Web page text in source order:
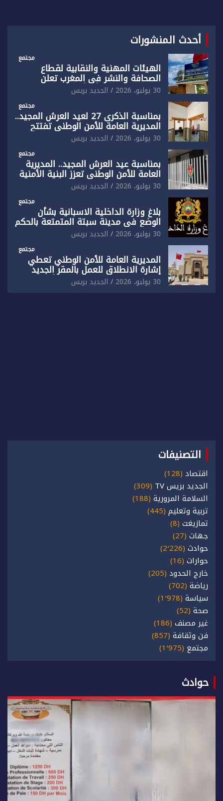
أحدث المنشورات
مجتمع
الهيئات المهنية والنقابية لقطاع
الصحافة والنشر في المغرب تعلن
رفضها القاطع لـ”أي أجندة انتخابية
مُعدة على مقاس سياسي ومصلحي
ضيق”
30 يوليو، 2026 الجديد بريس
مجتمع
بمناسبة الذكرى 27 لعيد العرش المجيد..
المديرية العامة للأمن الوطني تفتتح
المقر الجديد لفرقة الشرطة السياحية
بفاس30 يوليو، 2026 الجديد بريس
مجتمع
بمناسبة عيد العرش المجيد.. المديرية
العامة للأمن الوطني تعزز البنية الأمنية
بالناظور بإحداث فرقتين جديدتين
30 يوليو، 2026 الجديد بريس
مجتمع
بلاغ وزارة الداخلية الاسبانية بشأن
الوضع في مدينة سبتة المتمتعة بالحكم
الذاتي
30 يوليو، 2026 الجديد بريس
مجتمع
المديرية العامة للأمن الوطني تعطي
إشارة الانطلاق للعمل بالمقر الجديد
للدائرة الثالثة للشرطة بولاية أمن العيون
30 يوليو، 2026 الجديد بريس
التصنيفات
اقتصاد (128)
الجديد بريس TV
(309)
السلامة المرورية (188)
تربية وتعليم (445)
تمازيغت (8)
جهات (27)
حوادث (2٬226)
حوارات (16)
خارج الحدود (205)
رياضة (702)
سياسة (1٬978)
صحة (52)
غير مصنف (186)
فن وثقافة (857)
مجتمع (1٬975)
حوادث